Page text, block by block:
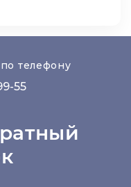
телефону
55